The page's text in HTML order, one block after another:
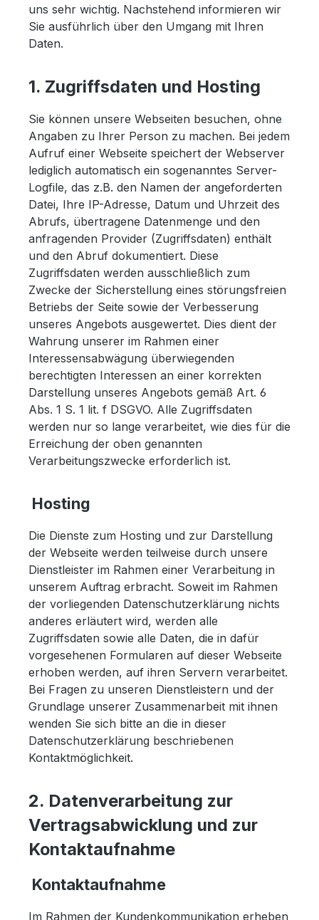
uns sehr wichtig. Nachstehend informieren wir
Sie ausführlich über den Umgang mit Ihren
Daten.
1. Zugriffsdaten und Hosting
Sie können unsere Webseiten besuchen, ohne
Angaben zu Ihrer Person zu machen. Bei jedem
Aufruf einer Webseite speichert der Webserver
lediglich automatisch ein sogenanntes Server-
Logfile, das z.B. den Namen der angeforderten
Datei, Ihre IP-Adresse, Datum und Uhrzeit des
Abrufs, übertragene Datenmenge und den
anfragenden Provider (Zugriffsdaten) enthält
und den Abruf dokumentiert. Diese
Zugriffsdaten werden ausschließlich zum
Zwecke der Sicherstellung eines störungsfreien
Betriebs der Seite sowie der Verbesserung
unseres Angebots ausgewertet. Dies dient der
Wahrung unserer im Rahmen einer
Interessensabwägung überwiegenden
berechtigten Interessen an einer korrekten
Darstellung unseres Angebots gemäß Art. 6
Abs. 1 S. 1 lit. f DSGVO. Alle Zugriffsdaten
werden nur so lange verarbeitet, wie dies für die
Erreichung der oben genannten
Verarbeitungszwecke erforderlich ist.
Hosting
Die Dienste zum Hosting und zur Darstellung
der Webseite werden teilweise durch unsere
Dienstleister im Rahmen einer Verarbeitung in
unserem Auftrag erbracht. Soweit im Rahmen
der vorliegenden Datenschutzerklärung nichts
anderes erläutert wird, werden alle
Zugriffsdaten sowie alle Daten, die in dafür
vorgesehenen Formularen auf dieser Webseite
erhoben werden, auf ihren Servern verarbeitet.
Bei Fragen zu unseren Dienstleistern und der
Grundlage unserer Zusammenarbeit mit ihnen
wenden Sie sich bitte an die in dieser
Datenschutzerklärung beschriebenen
Kontaktmöglichkeit.
2. Datenverarbeitung zur
Vertragsabwicklung und zur
Kontaktaufnahme
Kontaktaufnahme
Im Rahmen der Kundenkommunikation erheben